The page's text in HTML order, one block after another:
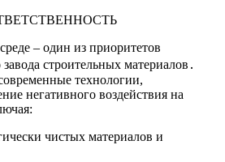
– один из приоритетов
строительных материалов․
технологии,
негативного воздействия на
чистых материалов и